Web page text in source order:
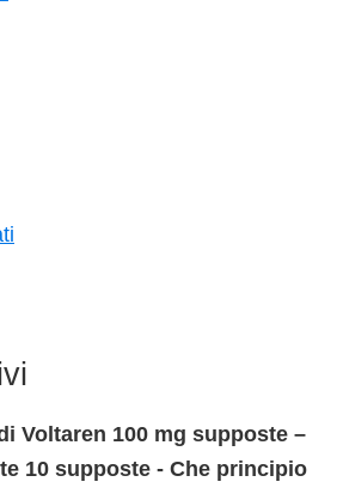
Voltaren 100 mg supposte –
10 supposte - Che principio